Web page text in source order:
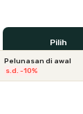
Pilih
Pelunasan di awal
s.d. -10%